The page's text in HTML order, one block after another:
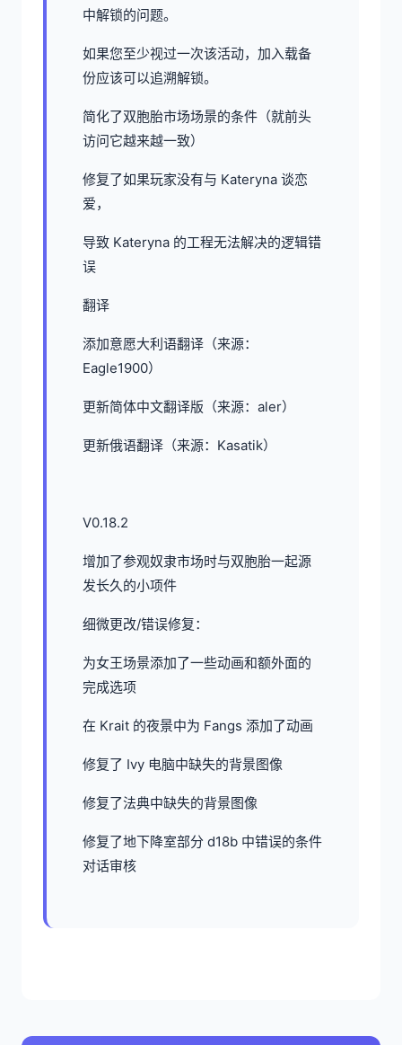
中解锁的问题。
如果您至少视过一次该活动，加入载备
份应该可以追溯解锁。
简化了双胞胎市场场景的条件（就前头
访问它越来越一致）
修复了如果玩家没有与 Kateryna 谈恋
爱，
导致 Kateryna 的工程无法解决的逻辑错
误
翻译
添加意愿大利语翻译（来源：
Eagle1900）
更新简体中文翻译版（来源：aler）
更新俄语翻译（来源：Kasatik）
V0.18.2
增加了参观奴隶市场时与双胞胎一起源
发长久的小项件
细微更改/错误修复：
为女王场景添加了一些动画和额外面的
完成选项
在 Krait 的夜景中为 Fangs 添加了动画
修复了 Ivy 电脑中缺失的背景图像
修复了法典中缺失的背景图像
修复了地下降室部分 d18b 中错误的条件
对话审核